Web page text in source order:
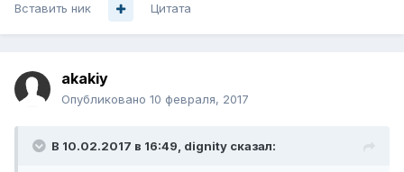
Вставить ник Цитата
akakiy
Опубликовано 10 февраля, 2017
В 10.02.2017 в 16:49, dignity сказал: